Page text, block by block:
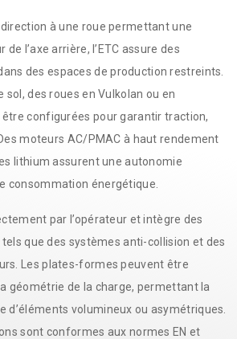
direction à une roue permettant une
l’axe arrière, l’ETC assure des
des espaces de production restreints.
sol, des roues en Vulkolan ou en
configurées pour garantir traction,
moteurs AC/PMAC à haut rendement
lithium assurent une autonomie
consommation énergétique.
par l’opérateur et intègre des
que des systèmes anti-collision et des
Les plates-formes peuvent être
géométrie de la charge, permettant la
d’éléments volumineux ou asymétriques.
sont conformes aux normes EN et